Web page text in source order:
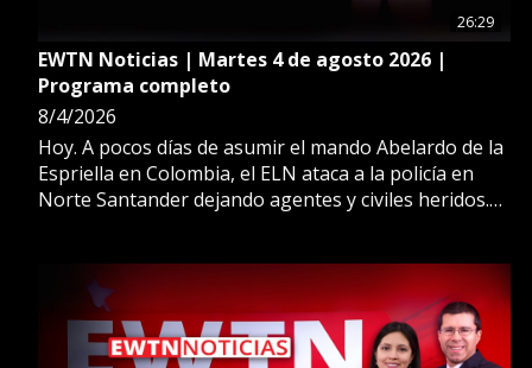
26:29
EWTN Noticias | Martes 4 de agosto 2026 |
Programa completo
8/4/2026
Hoy. A pocos días de asumir el mando Abelardo de la
Espriella en Colombia, el ELN ataca a la policía en
Norte Santander dejando agentes y civiles heridos.
inmigración ilegal en Europa. Más en EWTN Noticias.